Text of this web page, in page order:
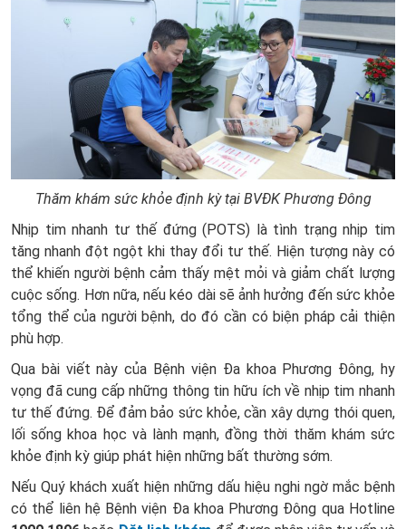
Thăm khám sức khỏe định kỳ tại BVĐK Phương Đông
Nhịp tim nhanh tư thế đứng (POTS) là tình trạng nhịp tim
tăng nhanh đột ngột khi thay đổi tư thế. Hiện tượng này có
thể khiến người bệnh cảm thấy mệt mỏi và giảm chất lượng
cuộc sống. Hơn nữa, nếu kéo dài sẽ ảnh hưởng đến sức khỏe
tổng thể của người bệnh, do đó cần có biện pháp cải thiện
phù hợp.
Qua bài viết này của Bệnh viện Đa khoa Phương Đông, hy
vọng đã cung cấp những thông tin hữu ích về nhịp tim nhanh
tư thế đứng. Để đảm bảo sức khỏe, cần xây dựng thói quen,
lối sống khoa học và lành mạnh, đồng thời thăm khám sức
khỏe định kỳ giúp phát hiện những bất thường sớm.
Nếu Quý khách xuất hiện những dấu hiệu nghi ngờ mắc bệnh
có thể liên hệ Bệnh viện Đa khoa Phương Đông qua Hotline